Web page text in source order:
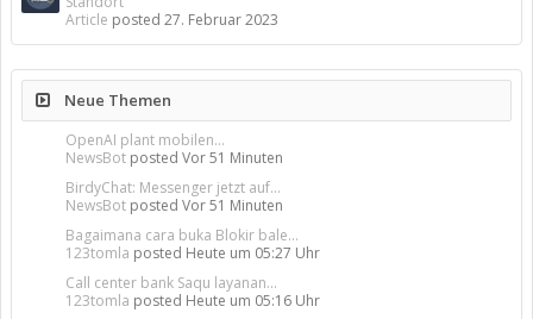
Article posted 27. Februar 2023
Neue Themen
OpenAI plant mobilen...
NewsBot posted Vor 51 Minuten
BirdyChat: Messenger jetzt auf...
NewsBot posted Vor 51 Minuten
Bagaimana cara buka Blokir bale...
123tomla posted Heute um 05:27 Uhr
Call center bank Saqu layanan...
123tomla posted Heute um 05:16 Uhr